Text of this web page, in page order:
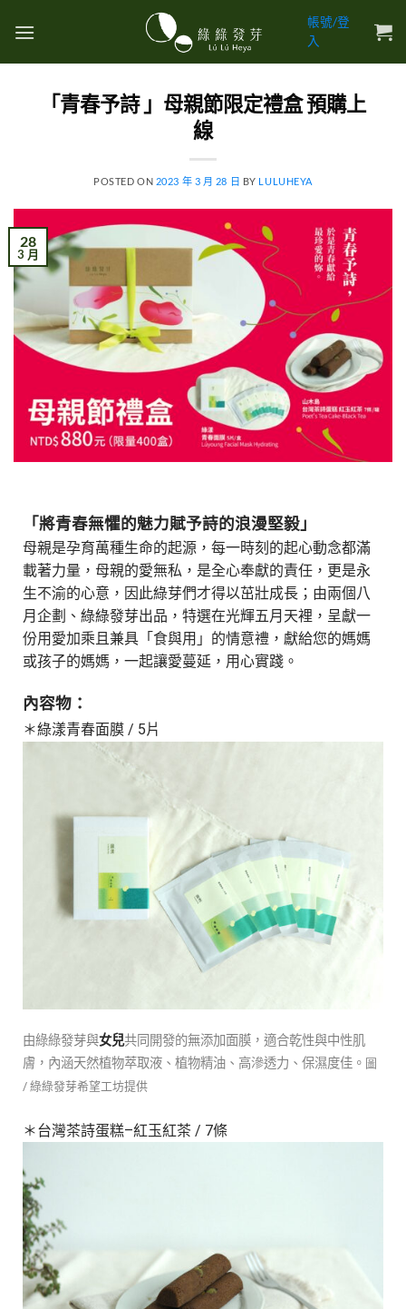
帳號/登
入
「青春予詩 」母親節限定禮盒 預購上
線
POSTED ON 2023 年 3 月 28 日 BY LULUHEYA
28
3 月
「將青春無懼的魅力賦予詩的浪漫堅毅」
母親是孕育萬種生命的起源，每一時刻的起心動念都滿
載著力量，母親的愛無私，是全心奉獻的責任，更是永
生不渝的心意，因此綠芽們才得以茁壯成長；由兩個八
月企劃、綠綠發芽出品，特選在光輝五月天裡，呈獻一
份用愛加乘且兼具「食與用」的情意禮，獻給您的媽媽
或孩子的媽媽，一起讓愛蔓延，用心實踐。
內容物：
＊綠漾青春面膜 / 5片
由綠綠發芽與女兒共同開發的無添加面膜，適合乾性與中性肌
膚，內涵天然植物萃取液、植物精油、高滲透力、保濕度佳。 圖
/ 綠綠發芽希望工坊提供
＊台灣茶詩蛋糕–紅玉紅茶 / 7條